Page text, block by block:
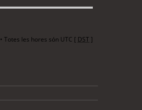
• Totes les hores són UTC [ DST]